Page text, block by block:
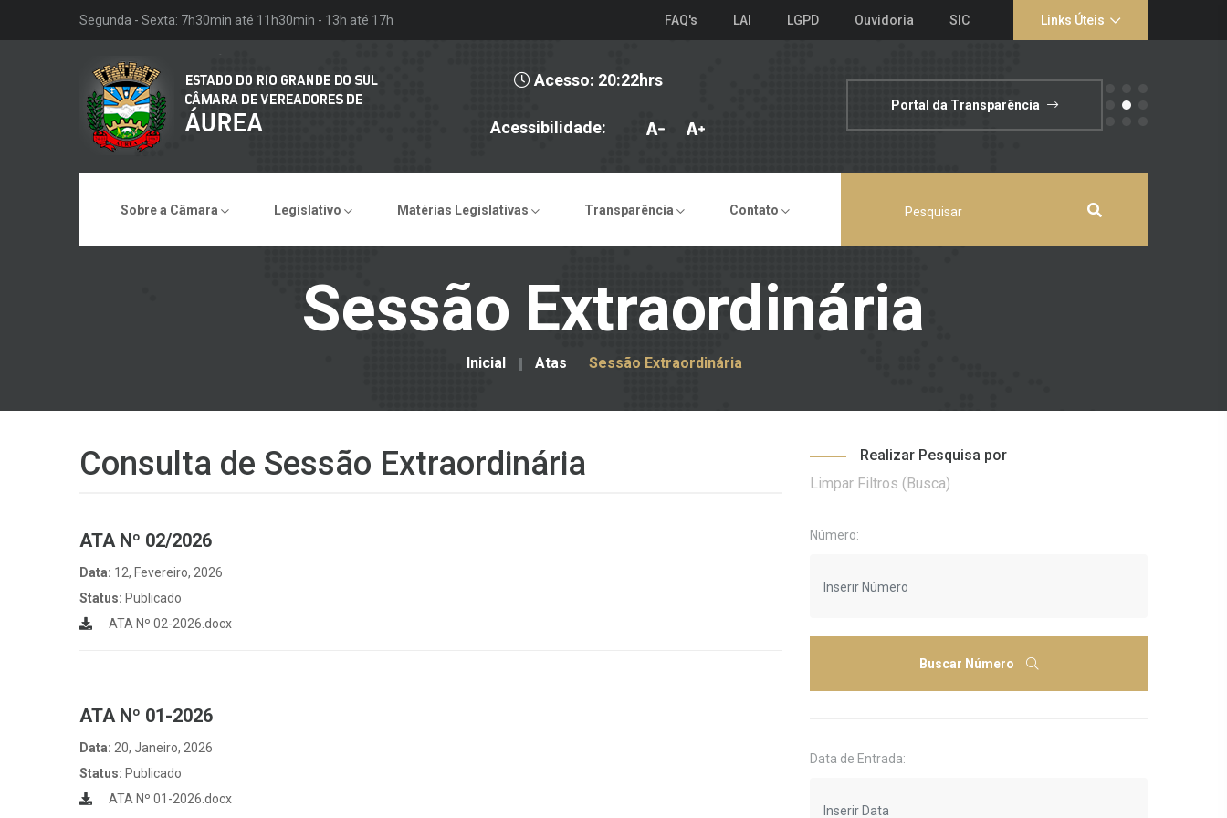
Segunda - Sexta: 7h30min até 11h30min - 13h até 17h FAQ's LAI LGPD Ouvidoria SIC Links Úteis
Acesso: 20:22hrs
Acessibilidade:
Portal da Transparência
Sobre a Câmara Legislativo Matérias Legislativas Transparência Contato
Sessão Extraordinária
Inicial Atas Sessão Extraordinária
Consulta de Sessão Extraordinária
ATA Nº 02/2026
Data: 12, Fevereiro, 2026
Status: Publicado
ATA Nº 02-2026.docx
ATA Nº 01-2026
Data: 20, Janeiro, 2026
Status: Publicado
ATA Nº 01-2026.docx
Realizar Pesquisa por
Limpar Filtros (Busca)
Número:
Buscar Número
Data de Entrada: